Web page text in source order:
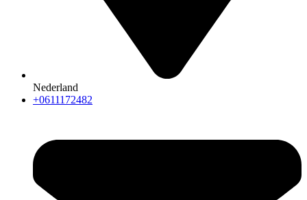
Nederland
+0611172482